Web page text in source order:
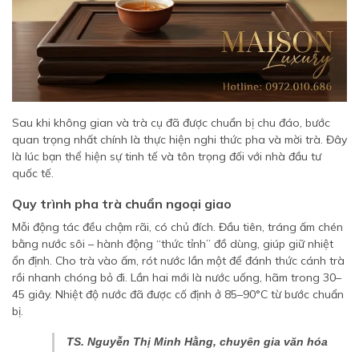
Sau khi không gian và trà cụ đã được chuẩn bị chu đáo, bước
quan trọng nhất chính là thực hiện nghi thức pha và mời trà. Đây
là lúc bạn thể hiện sự tinh tế và tôn trọng đối với nhà đầu tư
quốc tế.
Quy trình pha trà chuẩn ngoại giao
Mỗi động tác đều chậm rãi, có chủ đích. Đầu tiên, tráng ấm chén
bằng nước sôi – hành động “thức tỉnh” đồ dùng, giúp giữ nhiệt
ổn định. Cho trà vào ấm, rót nước lần một để đánh thức cánh trà
rồi nhanh chóng bỏ đi. Lần hai mới là nước uống, hãm trong 30–
45 giây. Nhiệt độ nước đã được cố định ở 85–90°C từ bước chuẩn
bị.
TS. Nguyễn Thị Minh Hằng, chuyên gia văn hóa